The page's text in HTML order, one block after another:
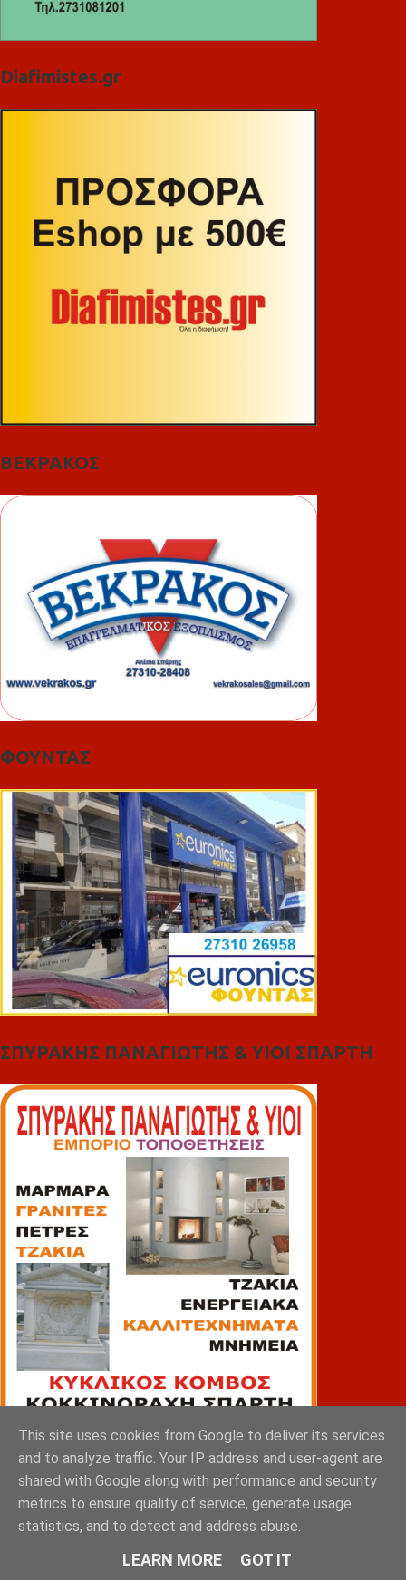
Diafimistes.gr
ΒΕΚΡΑΚΟΣ
ΦΟΥΝΤΑΣ
ΣΠΥΡΑΚΗΣ ΠΑΝΑΓΙΩΤΗΣ & YIOI ΣΠΑΡΤΗ
ΠΙΑΤΣΑ
This site uses cookies from Google to deliver its services
and to analyze traffic. Your IP address and user-agent are
shared with Google along with performance and security
metrics to ensure quality of service, generate usage
statistics, and to detect and address abuse.
LEARN MORE GOT IT